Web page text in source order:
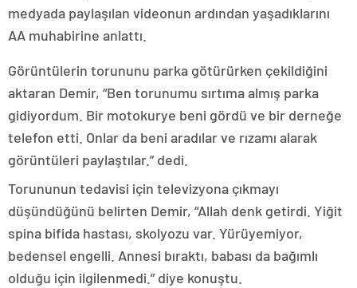
medyada paylaşılan videonun ardından yaşadıklarını
AA muhabirine anlattı.
Görüntülerin torununu parka götürürken çekildiğini
aktaran Demir, “Ben torunumu sırtıma almış parka
gidiyordum. Bir motokurye beni gördü ve bir derneğe
telefon etti. Onlar da beni aradılar ve rızamı alarak
görüntüleri paylaştılar.” dedi.
Torununun tedavisi için televizyona çıkmayı
düşündüğünü belirten Demir, “Allah denk getirdi. Yiğit
spina bifida hastası, skolyozu var. Yürüyemiyor,
bedensel engelli. Annesi bıraktı, babası da bağımlı
olduğu için ilgilenmedi.” diye konuştu.